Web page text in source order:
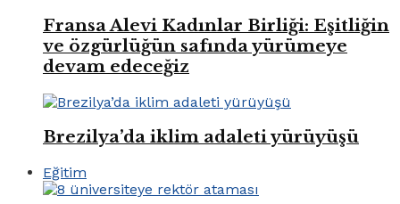
Fransa Alevi Kadınlar Birliği: Eşitliğin
ve özgürlüğün safında yürümeye
devam edeceğiz
Brezilya’da iklim adaleti yürüyüşü
Eğitim